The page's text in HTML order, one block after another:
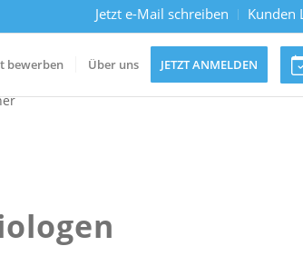
Jetzt e-Mail schreiben Kunden
bewerben Über uns JETZT ANMELDEN